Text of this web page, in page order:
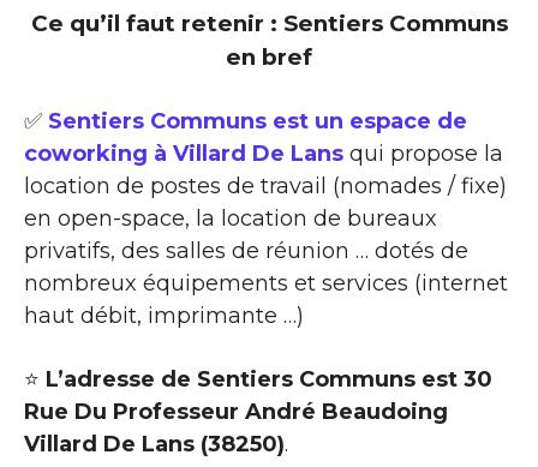
Ce qu’il faut retenir : Sentiers Communs
en bref
✅ Sentiers Communs est un espace de
coworking à Villard De Lans qui propose la
location de postes de travail (nomades / fixe)
en open-space, la location de bureaux
privatifs, des salles de réunion … dotés de
nombreux équipements et services (internet
haut débit, imprimante …)
⭐ L’adresse de Sentiers Communs est 30
Rue Du Professeur André Beaudoing
Villard De Lans (38250).